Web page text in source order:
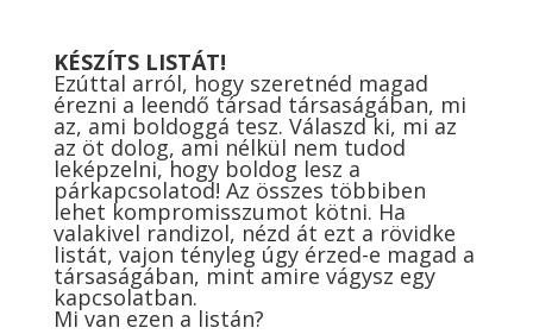
KÉSZÍTS LISTÁT!
Ezúttal arról, hogy szeretnéd magad
érezni a leendő társad társaságában, mi
az, ami boldoggá tesz. Válaszd ki, mi az
az öt dolog, ami nélkül nem tudod
leképzelni, hogy boldog lesz a
párkapcsolatod! Az összes többiben
lehet kompromisszumot kötni. Ha
valakivel randizol, nézd át ezt a rövidke
listát, vajon tényleg úgy érzed-e magad a
társaságában, mint amire vágysz egy
kapcsolatban.
Mi van ezen a listán?